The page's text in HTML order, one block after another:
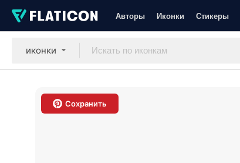
Авторы Иконки Стикеры
иконки
Сохранить